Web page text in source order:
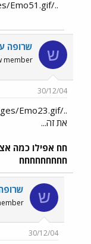
../images/Emo51.gif חיים ../images/Emo24.gif
ש שרופה
member
30/12/04
את זה...
חח אפילו כמה
חחחחחחחחח
ש
30/12/04